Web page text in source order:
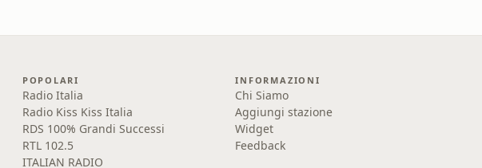
POPOLARI
Radio Italia
Radio Kiss Kiss Italia
RDS 100% Grandi Successi
RTL 102.5
ITALIAN RADIO
INFORMAZIONI
Chi Siamo
Aggiungi stazione
Widget
Feedback